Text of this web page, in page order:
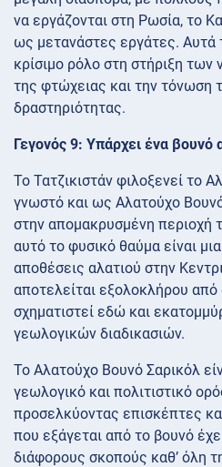
να εργάζονται στη Ρωσία, το
ως μετανάστες εργάτες. Αυτά
κρίσιμο ρόλο στη στήριξη των
της φτώχειας και την τόνωση
δραστηριότητας.
Γεγονός 9: Υπάρχει ένα βουνό
Το Τατζικιστάν φιλοξενεί το
γνωστό και ως Αλατούχο
στην απομακρυσμένη περιοχή
αυτό το φυσικό θαύμα είναι
αποθέσεις αλατιού στην
αποτελείται εξολοκλήρου από
σχηματιστεί εδώ και
γεωλογικών διαδικασιών.
Το Αλατούχο Βουνό Σαρικόλ
γεωλογικό και πολιτιστικό
προσελκύοντας επισκέπτες
που εξάγεται από το βουνό
διάφορους σκοπούς καθ’ όλη